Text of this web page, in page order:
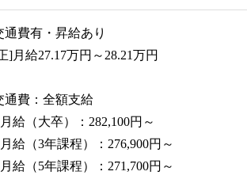
通費有・昇給あり
]月給27.17万円～28.21万円
通費：全額支給
給（大卒）：282,100円～
給（3年課程）：276,900円～
給（5年課程）：271,700円～